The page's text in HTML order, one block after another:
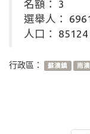
名額： 3
選舉人：
人口： 85124
行政區： 蘇澳鎮 南